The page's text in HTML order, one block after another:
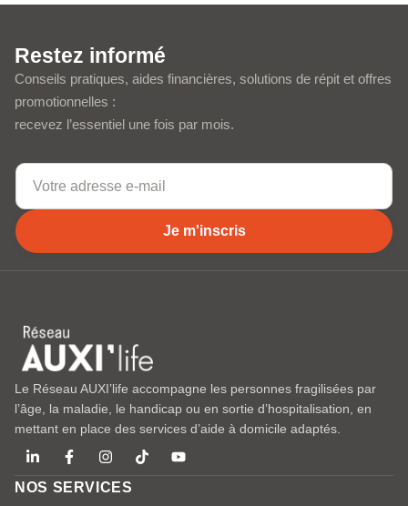
Restez informé
Conseils pratiques, aides financières, solutions de répit et offres
promotionnelles :
recevez l’essentiel une fois par mois.
Je m'inscris
Le Réseau AUXI’life accompagne les personnes fragilisées par
l’âge, la maladie, le handicap ou en sortie d’hospitalisation, en
mettant en place des services d’aide à domicile adaptés.
NOS SERVICES